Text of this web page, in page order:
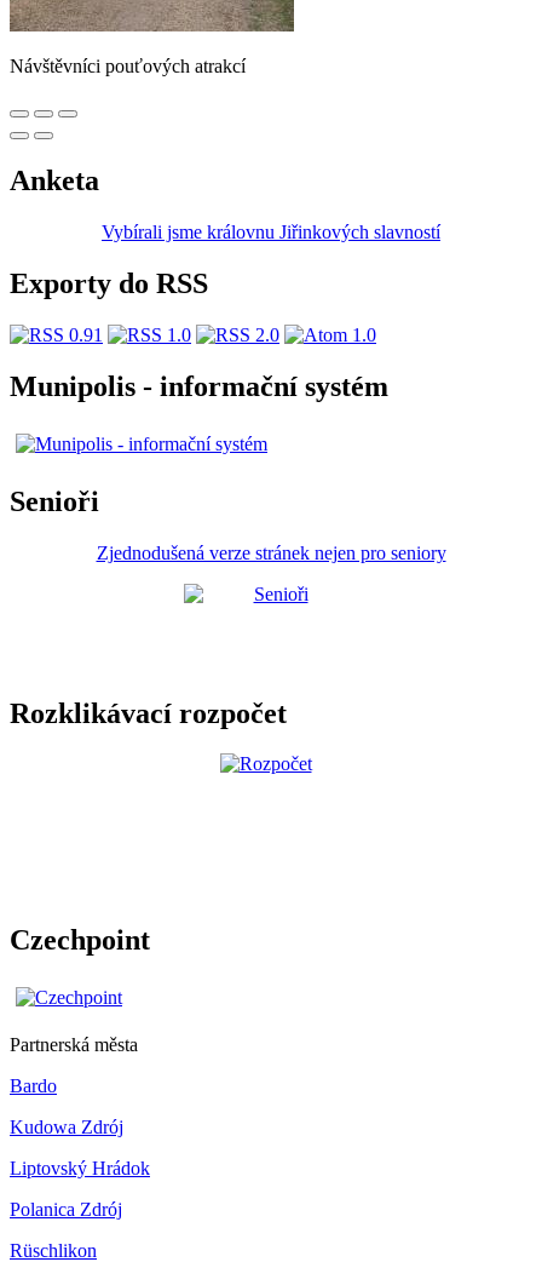
Návštěvníci pouťových atrakcí
Anketa
Vybírali jsme královnu Jiřinkových slavností
Exporty do RSS
Munipolis - informační systém
Senioři
Zjednodušená verze stránek nejen pro seniory
Rozklikávací rozpočet
Czechpoint
Partnerská města
Bardo
Kudowa Zdrój
Liptovský Hrádok
Polanica Zdrój
Rüschlikon